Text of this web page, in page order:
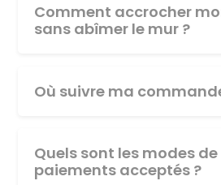
Comment accrocher
sans abîmer le mur ?
Où suivre ma
Quels sont les modes de
paiements acceptés ?